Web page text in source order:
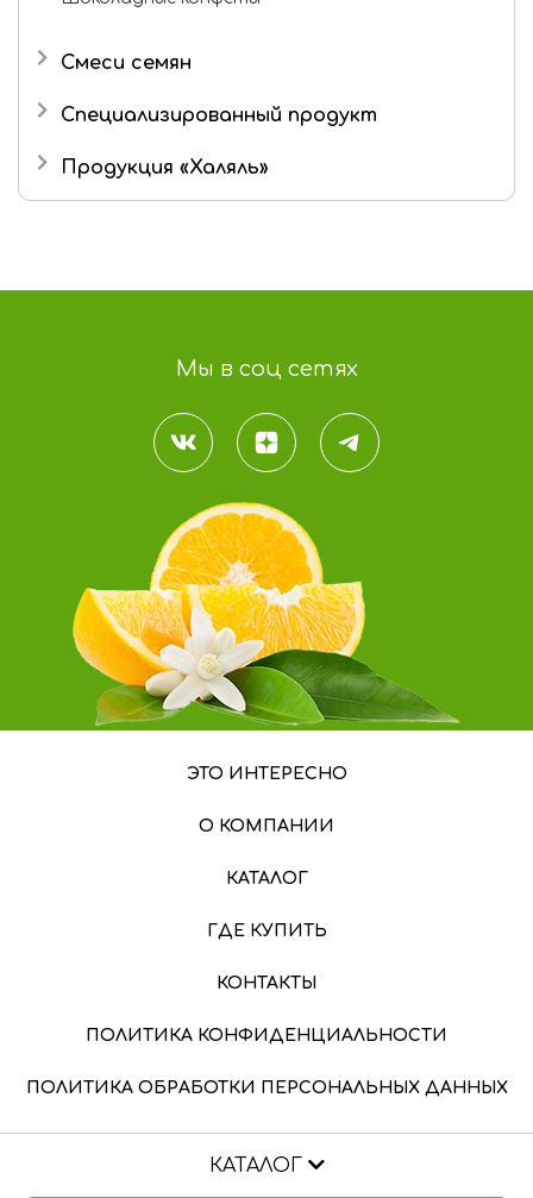
Смеси семян
Специализированный продукт
Продукция «Халяль»
Финико-кунжутные конфеты «Халяль»
Мы в соц сетях
ЭТО ИНТЕРЕСНО
О КОМПАНИИ
КАТАЛОГ
ГДЕ КУПИТЬ
КОНТАКТЫ
ПОЛИТИКА КОНФИДЕНЦИАЛЬНОСТИ
ПОЛИТИКА ОБРАБОТКИ ПЕРСОНАЛЬНЫХ ДАННЫХ
КАТАЛОГ